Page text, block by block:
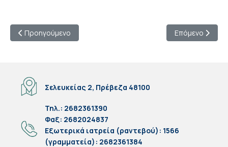
Προηγούμενο άρθρο: ΠΟΛΙΤΙΚΗ COOKIES
Προηγούμενο Επόμενο
Επόμενο
Σελευκείας 2, Πρέβεζα 48100
Τηλ.: 2682361390
Φαξ: 2682024837
Eξωτερικά ιατρεία (ραντεβού): 1566
(γραμματεία): 2682361384